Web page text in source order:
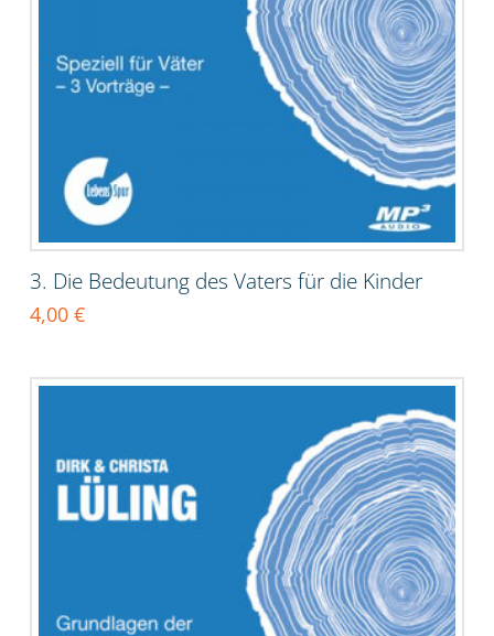
3. Die Bedeutung des Vaters für die Kinder
4,00 €